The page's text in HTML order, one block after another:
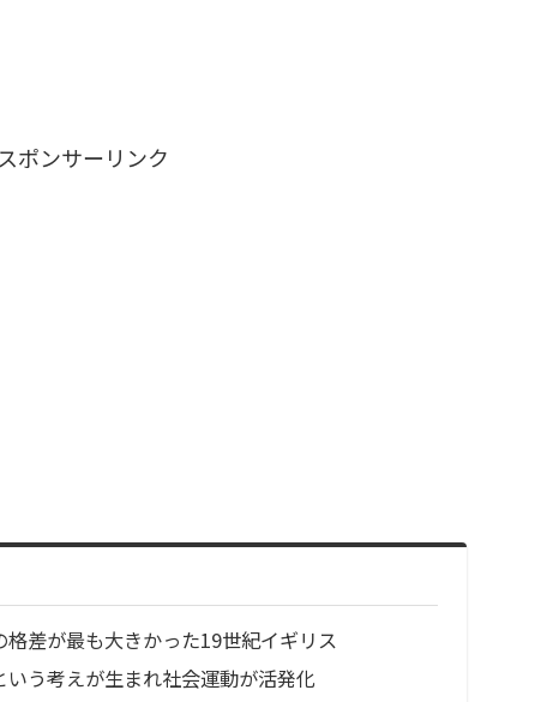
スポンサーリンク
差が最も大きかった19世紀イギリス
いう考えが生まれ社会運動が活発化